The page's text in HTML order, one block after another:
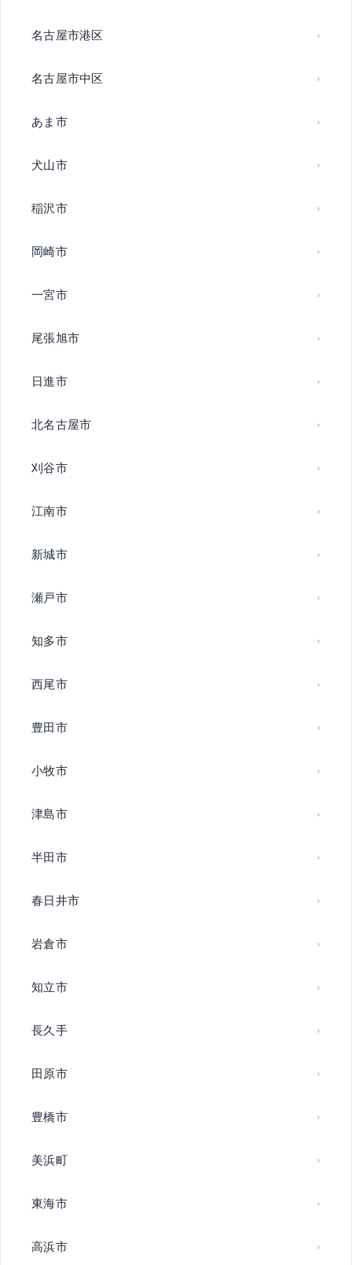
名古屋市港区
名古屋市中区
あま市
犬山市
稲沢市
岡崎市
一宮市
尾張旭市
日進市
北名古屋市
刈谷市
江南市
新城市
瀬戸市
知多市
西尾市
豊田市
小牧市
津島市
半田市
春日井市
岩倉市
知立市
長久手
田原市
豊橋市
美浜町
東海市
高浜市